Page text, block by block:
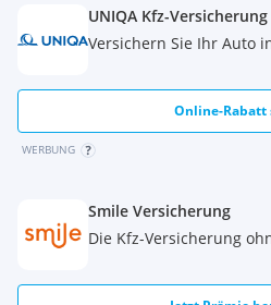
UNIQA Kfz-Versicherung
Versichern Sie Ihr Auto
Online-Rabatt
WERBUNG
Smile Versicherung
Die Kfz-Versicherung